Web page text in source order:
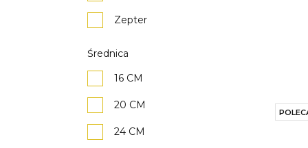
Zepter
Średnica
16 CM
20 CM
24 CM